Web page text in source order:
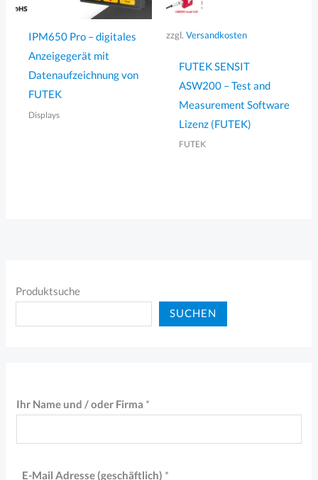
IPM650 Pro – digitales
Anzeigegerät mit
Datenaufzeichnung von
FUTEK
Displays
zzgl. Versandkosten
FUTEK SENSIT
ASW200 – Test and
Measurement Software
Lizenz (FUTEK)
FUTEK
Produktsuche
SUCHEN
Ihr Name und / oder Firma *
E-Mail Adresse (geschäftlich) *